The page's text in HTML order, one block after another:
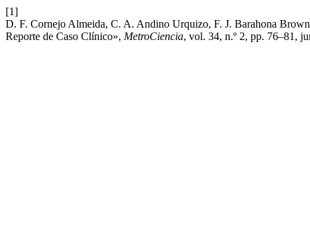
[1]
D. F. Cornejo Almeida, C. A. Andino Urquizo, F. J. Barahona
Reporte de Caso Clínico», MetroCiencia, vol. 34, n.º 2, pp. 76–81,